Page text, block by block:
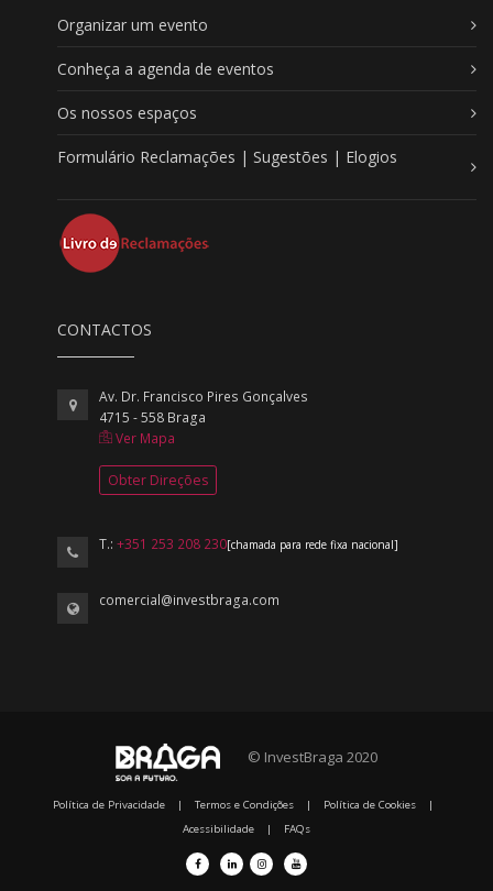
Organizar um evento
Conheça a agenda de eventos
Os nossos espaços
Formulário Reclamações | Sugestões | Elogios
CONTACTOS
Av. Dr. Francisco Pires Gonçalves
4715 - 558 Braga
Ver Mapa
Obter Direções
T.:+351 253 208 230[chamada para rede fixa nacional]
comercial@investbraga.com
© InvestBraga 2020
Política de Privacidade | Termos e Condições | Política de Cookies
|
Acessibilidade
| FAQs